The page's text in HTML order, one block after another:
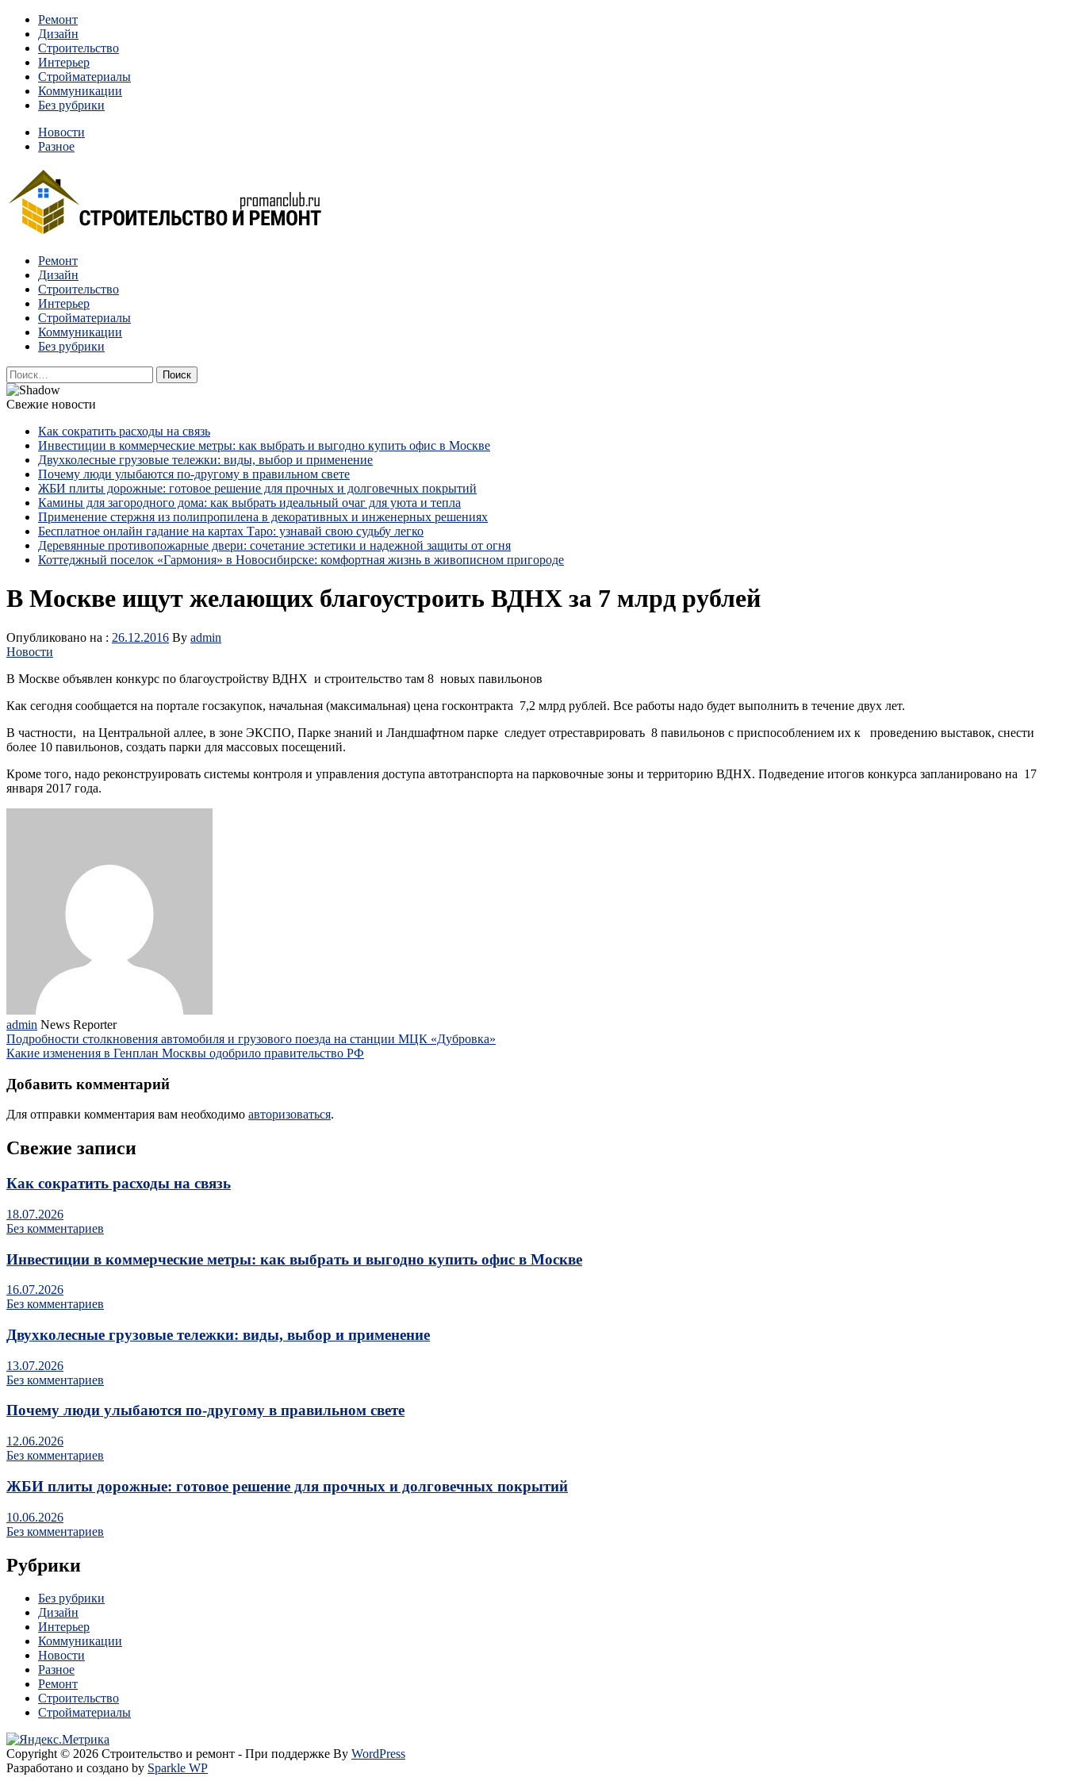
Перейти
содержимому
Ремонт
Дизайн
Строительство
Интерьер
Стройматериалы
Коммуникации
Без рубрики
Новости
Разное
Строительство и ремонт
Квартиры и дома, в которых живут разные люди, очень отличаются между собой.
Ремонт
Дизайн
Строительство
Интерьер
Стройматериалы
Коммуникации
Без рубрики
Найти:
Свежие новости
Как сократить расходы на связь
Инвестиции в коммерческие метры: как выбрать и выгодно купить офис в Москве
Двухколесные грузовые тележки: виды, выбор и применение
Почему люди улыбаются по‑другому в правильном свете
ЖБИ плиты дорожные: готовое решение для прочных и долговечных покрытий
Камины для загородного дома: как выбрать идеальный очаг для уюта и тепла
Применение стержня из полипропилена в декоративных и инженерных решениях
Бесплатное онлайн гадание на картах Таро: узнавай свою судьбу легко
Деревянные противопожарные двери: сочетание эстетики и надежной защиты от огня
Коттеджный поселок «Гармония» в Новосибирске: комфортная жизнь в живописном пригороде
В Москве ищут желающих благоустроить ВДНХ за 7 млрд рублей
Опубликовано на : 26.12.2016 By admin
Новости
В Москве объявлен конкурс по благоустройству ВДНХ и строительство там 8 новых павильонов
Как сегодня сообщается на портале госзакупок, начальная (максимальная) цена госконтракта 7,2 млрд рублей. Все работы надо будет выполнить в течение двух лет.
В частности, на Центральной аллее, в зоне ЭКСПО, Парке знаний и Ландшафтном парке следует отреставрировать 8 павильонов с приспособлением их к проведению выставок, снести
более 10 павильонов, создать парки для массовых посещений.
Кроме того, надо реконструировать системы контроля и управления доступа автотранспорта на парковочные зоны и территорию ВДНХ. Подведение итогов конкурса запланировано на 17
января 2017 года.
admin News Reporter
Подробности столкновения автомобиля и грузового поезда на станции МЦК «Дубровка»
Какие изменения в Генплан Москвы одобрило правительство РФ
Добавить комментарий
Для отправки комментария вам необходимо авторизоваться.
Свежие записи
Как сократить расходы на связь
18.07.2026
Без комментариев
Инвестиции в коммерческие метры: как выбрать и выгодно купить офис в Москве
16.07.2026
Без комментариев
Двухколесные грузовые тележки: виды, выбор и применение
13.07.2026
Без комментариев
Почему люди улыбаются по‑другому в правильном свете
12.06.2026
Без комментариев
ЖБИ плиты дорожные: готовое решение для прочных и долговечных покрытий
10.06.2026
Без комментариев
Рубрики
Без рубрики
Дизайн
Интерьер
Коммуникации
Новости
Разное
Ремонт
Строительство
Стройматериалы
Copyright © 2026 Строительство и ремонт - При поддержке By WordPress
Разработано и создано by Sparkle WP